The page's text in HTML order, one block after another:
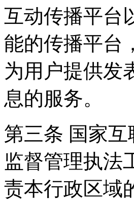
互动传播平台
能的传播平台
为用户提供发
息的服务。
第三条 国家
监督管理执法
责本行政区域